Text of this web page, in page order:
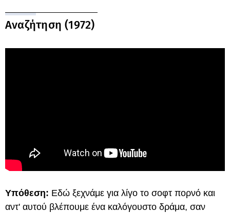
Αναζήτηση (1972)
Υπόθεση: Εδώ ξεχνάμε για λίγο το σοφτ πορνό και
αντ' αυτού βλέπουμε ένα καλόγουστο δράμα, σαν